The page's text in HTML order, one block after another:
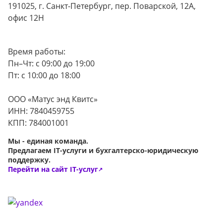
191025, г. Санкт-Петербург, пер. Поварской, 12А,
офис 12Н
Время работы:
Пн–Чт: с 09:00 до 19:00
Пт: с 10:00 до 18:00
ООО «Матус энд Квитс»
ИНН: 7840459755
КПП: 784001001
Мы - единая команда.
Предлагаем IT-услуги и бухгалтерско-юридическую
поддержку.
Перейти на сайт IT-услуг↗